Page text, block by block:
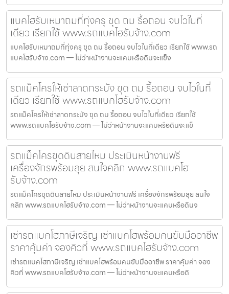
แบคโฮรับเหมาถมที่ทุ่งครุ ขุด ถม รื้อถอน จบไวในที่
เดียว เรียกใช้ www.รถแบคโฮรับจ้าง.com
แบคโฮรับเหมาถมที่ทุ่งครุ ขุด ถม รื้อถอน จบไวในที่เดียว เรียกใช้ www.รถ
แบคโฮรับจ้าง.com — ไม่ว่าหน้างานจะแคบหรือดินจะแข็ง
รถแม็คโครให้เช่าลาดกระบัง ขุด ถม รื้อถอน จบไวในที่
เดียว เรียกใช้ www.รถแบคโฮรับจ้าง.com
รถแม็คโครให้เช่าลาดกระบัง ขุด ถม รื้อถอน จบไวในที่เดียว เรียกใช้
www.รถแบคโฮรับจ้าง.com — ไม่ว่าหน้างานจะแคบหรือดินจะแข็
รถแม็คโครขุดดินสายไหม ประเมินหน้างานฟรี
เครื่องจักรพร้อมลุย สนใจคลิก www.รถแบคโฮ
รับจ้าง.com
รถแม็คโครขุดดินสายไหม ประเมินหน้างานฟรี เครื่องจักรพร้อมลุย สนใจ
คลิก www.รถแบคโฮรับจ้าง.com — ไม่ว่าหน้างานจะแคบหรือดินจ
เช่ารถแบคโฮภาษีเจริญ เช่าแบคโฮพร้อมคนขับมืออาชีพ
ราคาคุ้มค่า จองคิวที่ www.รถแบคโฮรับจ้าง.com
เช่ารถแบคโฮภาษีเจริญ เช่าแบคโฮพร้อมคนขับมืออาชีพ ราคาคุ้มค่า จอง
คิวที่ www.รถแบคโฮรับจ้าง.com — ไม่ว่าหน้างานจะแคบหรือดิ